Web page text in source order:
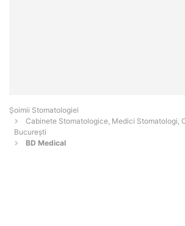
Șoimii Stomatologiei
Cabinete Stomatologice, Medici Stomatologi,
Bucureşti
BD Medical